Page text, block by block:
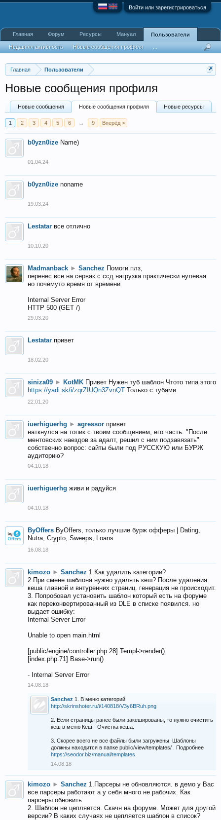
Войти или зарегистрироваться
Главная Пользователи
Новые сообщения профиля
Новые сообщения Новые сообщения профиля Новые ресурсы
1 2 3 4 5 6 → 9 Вперёд >
b0yzn0ize Name)
01.04.24
b0yzn0ize noname
19.03.24
Lestatar все отлично
10.10.20
Madmanback ► Sanchez Помоги плз,
перенес все на сервак с ссд нагрузка практически нулевая
но почемуто время от времени
Internal Server Error
HTTP 500 (GET /)
29.03.20
Lestatar привет
18.02.20
siniza09 ► KotMK Привет Нужен туб шаблон Чтото типа этого
https://yadi.sk/i/zqrZIUQn3ZvnQT Только с тубами
22.01.20
iuerhiguerhg ► agressor привет
наткнулся на топик с твоим сообщением, его часть: "После
ментовских наездов за адалт, решил с ним подзавязать"
собственно вопрос: сайты были под РУССКУЮ или БУРЖ
аудиторию?
04.10.18
iuerhiguerhg живи и радуйся
04.10.18
ByOffers ByOffers, только лучшие бурж офферы | Dating,
Nutra, Crypto, Sweeps, Loans
16.08.18
kimozo ► Sanchez 1.Как удалить категории?
2.При смене шаблона нужно удалять кеш? После удаления
кеша главной и внтуренних страниц. генерация не происходит.
3. Попробовал установить шаблон который есть на форуме
как переконвертированный из DLE в списке появился. но
выдает ошибку:
Internal Server Error
Unable to open main.html
[public/engine/controller.php:28] Templ->render()
[index.php:71] Base->run()
- Internal Server Error
14.08.18
Sanchez 1. В меню категорий
http://skrinshoter.ru/i/140818/V3y6BRuh.png
2. Если страницы ранее были закешированы, то нужно очистить
кеш в меню Кеш - Очистка кеша.
3. Скорее всего не все файлы были загружены. Шаблоны
должны находится в папке public/view/templates/ . Подробнее
https://seodor.biz/manual/templates
14.08.18
kimozo ► Sanchez 1.Парсеры не обновляются. в демо у Вас
все парсеры работают а у себя много не рабочих. Как
парсеры обновить
2. Шаблон не цепляется. Скачн на форуме. Может для другой
версии? В каких случаях не цепляется шаблон в список?
Главная Форум Ресурсы Мануал Пользователи
Недавняя активность Новые сообщения профиля